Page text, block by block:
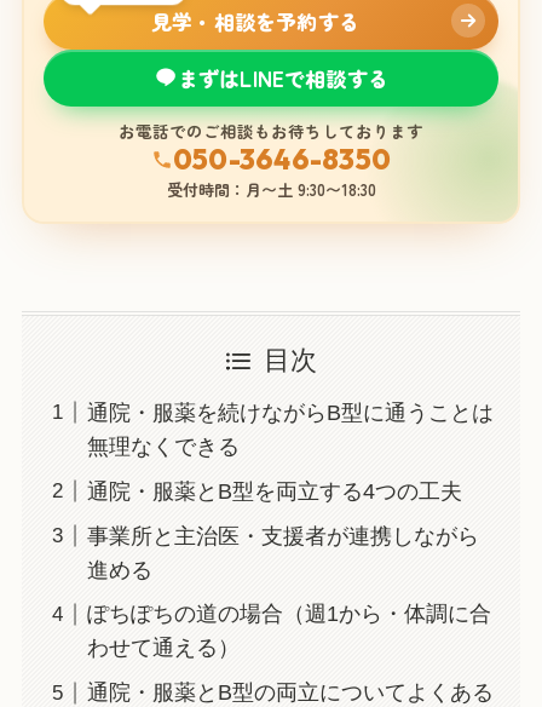
見学・相談を予約する
まずはLINEで相談する
お電話でのご相談もお待ちしております
050-3646-8350
受付時間：月〜土 9:30〜18:30
目次
通院・服薬を続けながらB型に通うことは
無理なくできる
通院・服薬とB型を両立する4つの工夫
事業所と主治医・支援者が連携しながら
進める
ぽちぽちの道の場合（週1から・体調に合
わせて通える）
通院・服薬とB型の両立についてよくある